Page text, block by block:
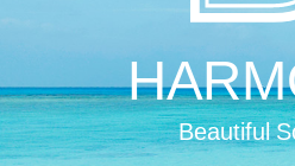
Beautiful
for All.